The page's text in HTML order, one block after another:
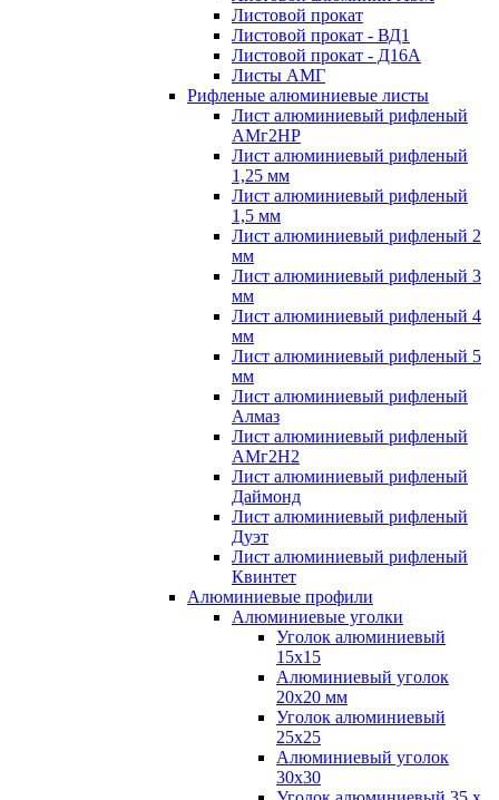
Листовой прокат
Листовой прокат - ВД1
Листовой прокат - Д16А
Листы АМГ
Рифленые алюминиевые листы
Лист алюминиевый рифленый
АМг2НР
Лист алюминиевый рифленый
1,25 мм
Лист алюминиевый рифленый
1,5 мм
Лист алюминиевый рифленый 2
мм
Лист алюминиевый рифленый 3
мм
Лист алюминиевый рифленый 4
мм
Лист алюминиевый рифленый 5
мм
Лист алюминиевый рифленый
Алмаз
Лист алюминиевый рифленый
АМг2Н2
Лист алюминиевый рифленый
Даймонд
Лист алюминиевый рифленый
Дуэт
Лист алюминиевый рифленый
Квинтет
Алюминиевые профили
Алюминиевые уголки
Уголок алюминиевый
15х15
Алюминиевый уголок
20х20 мм
Уголок алюминиевый
25х25
Алюминиевый уголок
30х30